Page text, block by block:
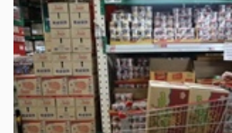
cáo
phân
tích
(-)